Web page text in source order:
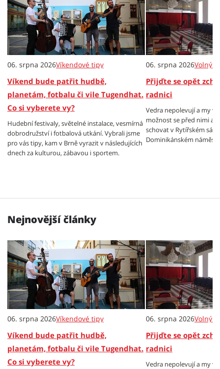
06. srpna 2026Víkendové tipy
Víkend bude patřit hudbě,
planetám, fotbalu či vile Tugendhat.
Co si vyberete vy?
Hudební festivaly, světelné instalace, vesmírná
dobrodružství i fotbalová utkání. Vybrali jsme
pro vás tipy, kam v Brně vyrazit v následujících
dnech za kulturou, zábavou i sportem.
06. srpna 2026Volný
Přijďte se opět
radnici
Vedra nepolevují a my
možnost se před nimi
schovat v Rytířském
Dominikánském náměstí.
Nejnovější články
06. srpna 2026Víkendové tipy
Víkend bude patřit hudbě,
planetám, fotbalu či vile Tugendhat.
Co si vyberete vy?
06. srpna 2026Volný
Přijďte se opět
radnici
Vedra nepolevují a my